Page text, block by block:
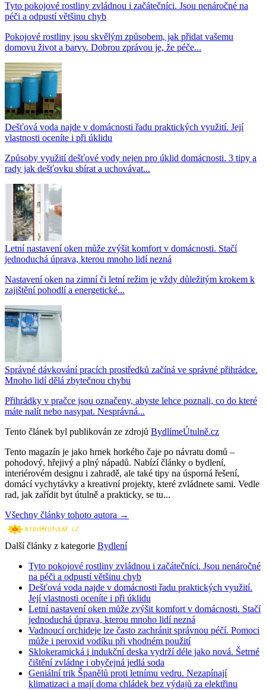
Tyto pokojové rostliny zvládnou i začátečníci. Jsou nenáročné na
péči a odpustí většinu chyb
Pokojové rostliny jsou skvělým způsobem, jak přidat vašemu
domovu život a barvy. Dobrou zprávou je, že péče...
Dešťová voda najde v domácnosti řadu praktických využití. Její
vlastnosti oceníte i při úklidu
Způsoby využití dešťové vody nejen pro úklid domácnosti. 3 tipy a
rady jak dešťovku sbírat a uchovávat...
Letní nastavení oken může zvýšit komfort v domácnosti. Stačí
jednoduchá úprava, kterou mnoho lidí nezná
Nastavení oken na zimní či letní režim je vždy důležitým krokem k
zajištění pohodlí a energetické...
Správné dávkování pracích prostředků začíná ve správné přihrádce.
Mnoho lidí dělá zbytečnou chybu
Přihrádky v pračce jsou označeny, abyste lehce poznali, co do které
máte nalít nebo nasypat. Nesprávná...
Tento článek byl publikován ze zdrojů BydlímeÚtulně.cz
Tento magazín je jako hrnek horkého čaje po návratu domů –
pohodový, hřejivý a plný nápadů. Nabízí články o bydlení,
interiérovém designu i zahradě, ale také tipy na úsporná řešení,
domácí vychytávky a kreativní projekty, které zvládnete sami. Vedle
rad, jak zařídit byt útulně a prakticky, se tu...
Všechny články tohoto autora →
Další články z kategorie Bydlení
Tyto pokojové rostliny zvládnou i začátečníci. Jsou nenáročné
na péči a odpustí většinu chyb
Dešťová voda najde v domácnosti řadu praktických využití.
Její vlastnosti oceníte i při úklidu
Letní nastavení oken může zvýšit komfort v domácnosti. Stačí
jednoduchá úprava, kterou mnoho lidí nezná
Vadnoucí orchideje lze často zachránit správnou péčí. Pomoci
může i peroxid vodíku při vhodném použití
Sklokeramická i indukční deska vydrží déle jako nová. Šetrné
čištění zvládne i obyčejná jedlá soda
Geniální trik Španělů proti letnímu vedru. Nezapínají
klimatizaci a mají doma chládek bez výdajů za elektřinu